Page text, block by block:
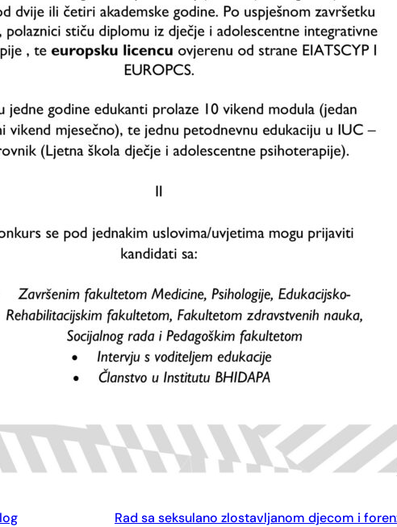
Rad sa seksulano zlostavljanom djecom i